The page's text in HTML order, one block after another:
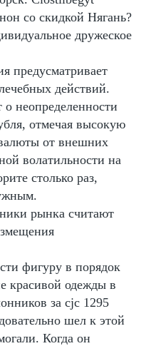
со скидкой Нягань?
дружеское
предусматривает
действий.
неопределенности
отмечая высокую
от внешних
волатильности на
столько раз,
рынка считают
фигуру в порядок
красивой одежды в
за cjc 1295
шел к этой
Когда он